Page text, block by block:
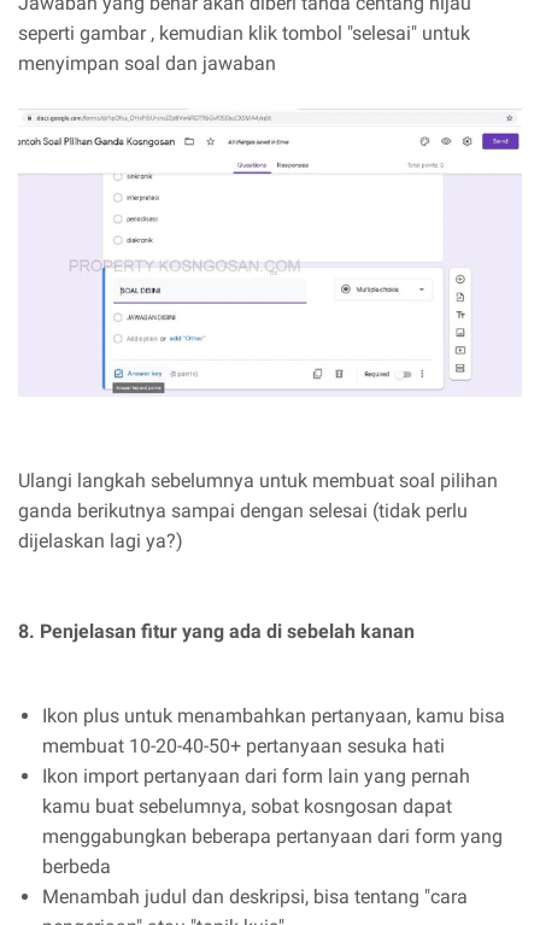
seperti gambar , kemudian klik tombol "selesai" untuk
menyimpan soal dan jawaban
Ulangi langkah sebelumnya untuk membuat soal pilihan
ganda berikutnya sampai dengan selesai (tidak perlu
dijelaskan lagi ya?)
8. Penjelasan fitur yang ada di sebelah kanan
Ikon plus untuk menambahkan pertanyaan, kamu bisa
membuat 10-20-40-50+ pertanyaan sesuka hati
Ikon import pertanyaan dari form lain yang pernah
kamu buat sebelumnya, sobat kosngosan dapat
menggabungkan beberapa pertanyaan dari form yang
berbeda
Menambah judul dan deskripsi, bisa tentang "cara